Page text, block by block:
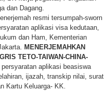
dan Dagang.
resmi tersumpah-sworn
aplikasi visa kedutaan,
dan Ham, Kementerian
MENERJEMAHKAN
TETO-TAIWAN-CHINA-
aplikasi beasiswa
ijazah, transkip nilai, surat
Kartu Keluarga- KK.